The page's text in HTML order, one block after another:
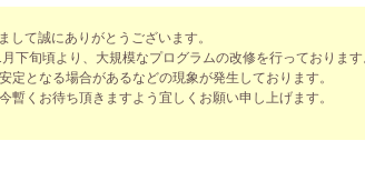
適なお仕事をサポートする待遇をそろ
費負…
2025/04/14 [春日井駅]
して誠にありがとうございます。
旬頃より、大規模なプログラムの改修を行っております
となる場合があるなどの現象が発生しております。
くお待ち頂きますよう宜しくお願い申し上げます。